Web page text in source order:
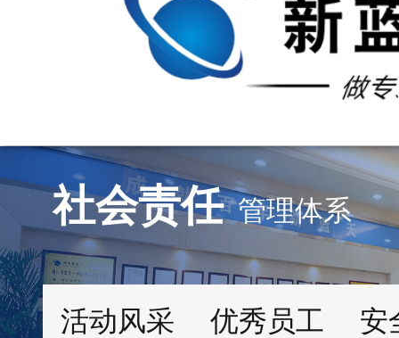
社会责任 管理体系
活动风采 优秀员工 安